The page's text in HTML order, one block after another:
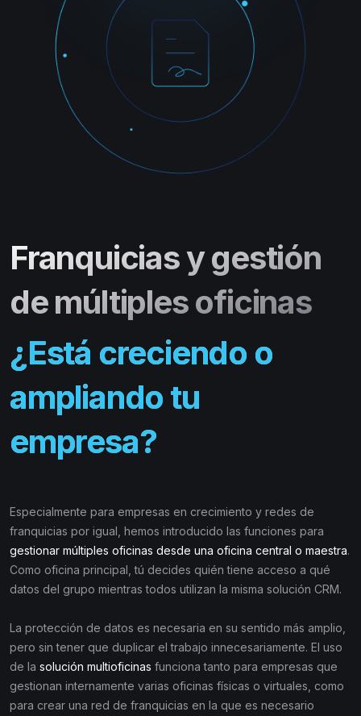
Franquicias y gestión
de múltiples oficinas
¿Está creciendo o
ampliando tu
empresa?
Especialmente para empresas en crecimiento y redes de
franquicias por igual, hemos introducido las funciones para
gestionar múltiples oficinas desde una oficina central o maestra.
Como oficina principal, tú decides quién tiene acceso a qué
datos del grupo mientras todos utilizan la misma solución CRM.
La protección de datos es necesaria en su sentido más amplio,
pero sin tener que duplicar el trabajo innecesariamente. El uso
de la solución multioficinas funciona tanto para empresas que
gestionan internamente varias oficinas físicas o virtuales, como
para crear una red de franquicias en la que es necesario